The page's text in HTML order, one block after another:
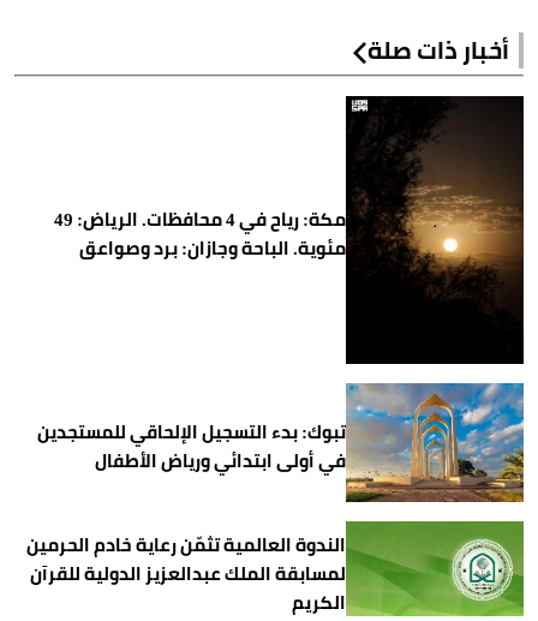
أخبار ذات صلة
مكة: رياح في 4 محافظات. الرياض: 49
مئوية. الباحة وجازان: برد وصواعق
تبوك: بدء التسجيل الإلحاقي للمستجدين
في أولى ابتدائي ورياض الأطفال
الندوة العالمية تثمّن رعاية خادم الحرمين
لمسابقة الملك عبدالعزيز الدولية للقرآن
الكريم